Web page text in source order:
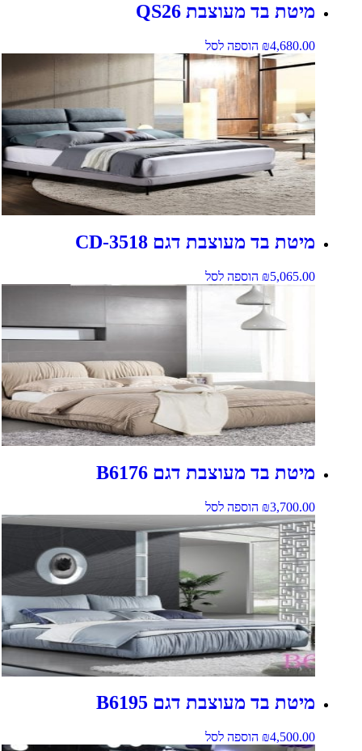
מיטת בד מעוצבת QS26
₪4,680.00 הוספה לסל
מיטת בד מעוצבת דגם CD-3518
₪5,065.00 הוספה לסל
מיטת בד מעוצבת דגם B6176
₪3,700.00 הוספה לסל
מיטת בד מעוצבת דגם B6195
₪4,500.00 הוספה לסל